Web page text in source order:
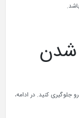
شدن
جلوگیری کنید. در ادامه،